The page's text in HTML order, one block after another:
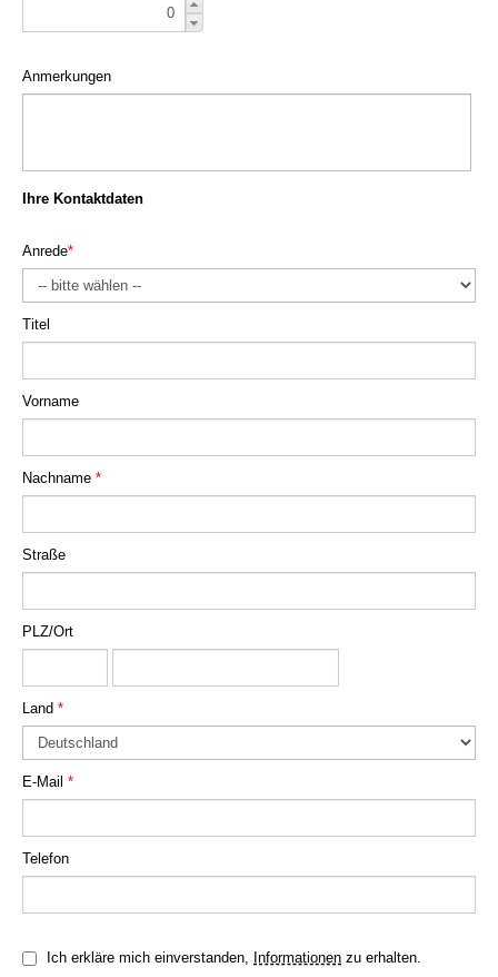
Anmerkungen
Ihre Kontaktdaten
Anrede*
Titel
Vorname
Nachname *
Straße
PLZ/Ort
Land *
E-Mail *
Telefon
Ich erkläre mich einverstanden, Informationen zu erhalten.